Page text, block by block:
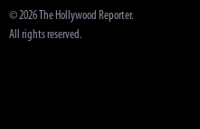
© 2026 The Hollywood Reporter.
All rights reserved.